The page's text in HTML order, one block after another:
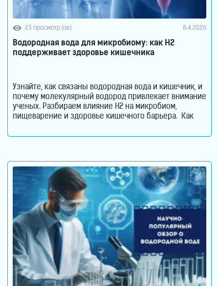
23 просмотр (ов) 8.4.2026
Водородная вода для микробиому: как H2
поддерживает здоровье кишечника
Узнайте, как связаны водородная вода и кишечник, и
почему молекулярный водород привлекает внимание
ученых. Разбираем влияние H2 на микробиом,
пищеварение и здоровье кишечного барьера. Как
Кишечник давно перестал считаться органом,
важнейших систем организма. Именно здесь